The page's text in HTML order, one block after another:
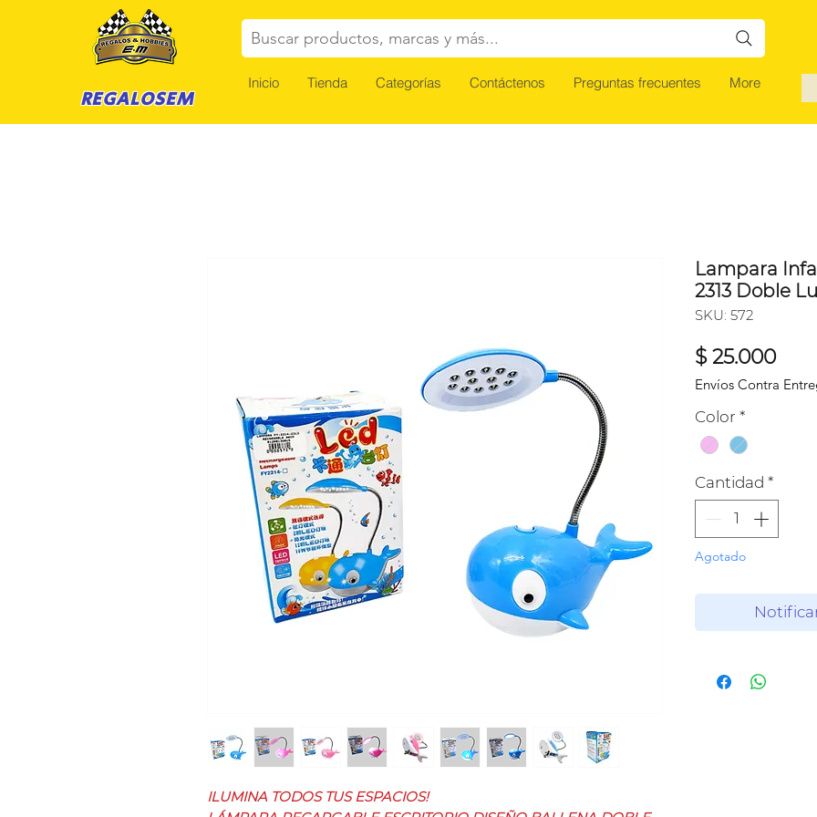
Inicio Tienda Categorías Contáctenos Preguntas frecuentes More
REGALOSEM
Buscar productos, marcas y más...
ILUMINA TODOS TUS ESPACIOS!
Lampara
2313 Doble
SKU: 572
$ 25.000
Envíos Contra
Color *
Cantidad *
Agotado